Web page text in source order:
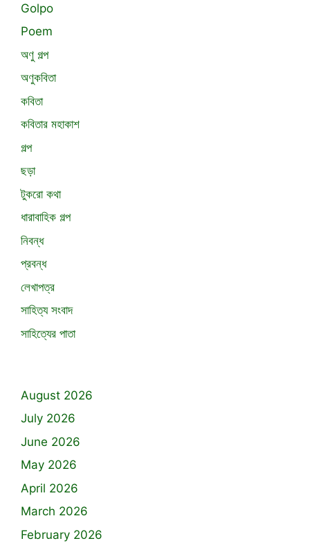
Golpo
Poem
অণু গল্প
অণুকবিতা
কবিতা
কবিতার মহাকাশ
গল্প
ছড়া
টুকরো কথা
ধারাবাহিক গল্প
নিবন্ধ
প্রবন্ধ
লেখাপত্র
সাহিত্য সংবাদ
সাহিত্যের পাতা
August 2026
July 2026
June 2026
May 2026
April 2026
March 2026
February 2026